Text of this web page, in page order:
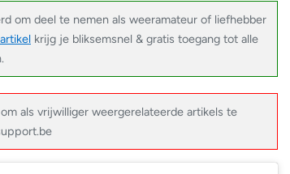
om deel te nemen als weeramateur of liefhebber
krijg je bliksemsnel & gratis toegang tot alle
als vrijwilliger weergerelateerde artikels te